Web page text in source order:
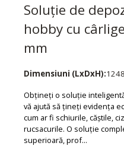
Soluție de
hobby cu
mm
Dimensiuni (LxDxH):
Obțineți o soluție
vă ajută să țineți evidența
cum ar fi schiurile, căștile,
rucsacurile. O soluție
superioară, prof...